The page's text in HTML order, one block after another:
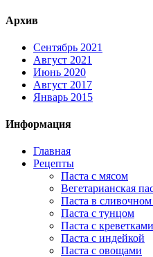
Архив
Сентябрь 2021
Август 2021
Июнь 2020
Август 2017
Январь 2015
Информация
Главная
Рецепты
Паста с мясом
Вегетарианская
Паста в сливочном
Паста с тунцом
Паста с креветками
Паста с индейкой
Паста с овощами